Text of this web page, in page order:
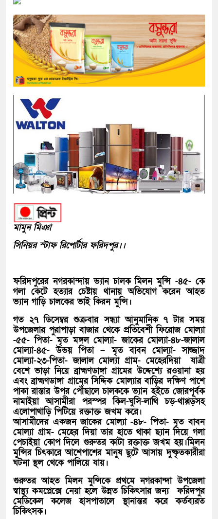
মামুন মিঞা
সিনিয়র স্টাফ রিপোর্টার ফরিদপুর।।
ফরিদপুরের নগরকান্দায় ভ্যান চালক মিলন মুন্সি -৪৫- কে
গলা কেটে হত্যার চেষ্টায় থানায় অভিযোগ করেন আহত
ভ্যান গাড়ি চালকের ভাই কিরন মুন্সি।
গত ২৭ ডিসেম্বর শুক্রবার সন্ধ্যা আনুমানিক ৭ টার সময়
উপজেলার পুরাপাড়া বাজার থেকে প্রতিবেশী ফিরোজ মোল্যা
-৫৫- পিতা- মৃত মঙ্গল মোল্যা- জাকের মোল্যা-৪৮-জালাল
মোল্যা-৪৫- উভয় পিতা – মৃত বাবন মোল্যা- সাজ্জাদ
মোল্যা-২৩-পিতা- জালাল মোল্যা গ্রাম- মেহেরদিয়া যাত্রী
বেশে ভাড়া নিয়ে ব্রাহ্মণডাঙ্গা গ্রামের উদ্দেশ্যে রওয়ানা হয়
এবং ব্রাহ্মণডাঙ্গা গ্রামের সিদ্দিক মোল্যার বাড়ির দক্ষিণ পাশে
পাকা রাস্তার উপর পৌঁছালে চালককে ভ্যান হইতে জোরপূর্বক
নামাইয়া আসামীরা পরস্পর কিল-ঘুসি-লাথি চড়-থাপ্পড়সহ
এলোপাথাড়ি পিটিয়ে রক্তাক্ত জখম করে।
আসামীদের একজন জাকের মোল্যা -৪৮- পিতা- মৃত বাবন
মোল্যা গ্রাম- মেহের দিয়া তার হাতে থাকা ছ্যান দিয়ে গলা
পেচাইয়া কোপ দিলে গুরুতর কাটা রক্তাক্ত জখম হয়।মিলন
মুন্সির চিৎকারে আশেপাশের মানুষ ছুটে আসায় দুষ্কৃতকারীরা
ঘটনা স্থল থেকে পালিয়ে যায়।
গুরুতর আহত মিলন মুন্সিকে প্রথমে নগরকান্দা উপজেলা
স্বাস্থ্য কমপ্লেক্সে নেয়া হলে উন্নত চিকিৎসার জন্য ফরিদপুর
মেডিকেল কলেজ হাসপাতালে স্থানান্তর করে কর্তব্যরত
চিকিৎসক।